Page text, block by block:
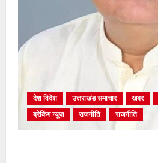
रावत
देश विदेश उत्तराखंड समाचार खबर
ब्रेकिंग न्यूज़
राजनीति राजनीति